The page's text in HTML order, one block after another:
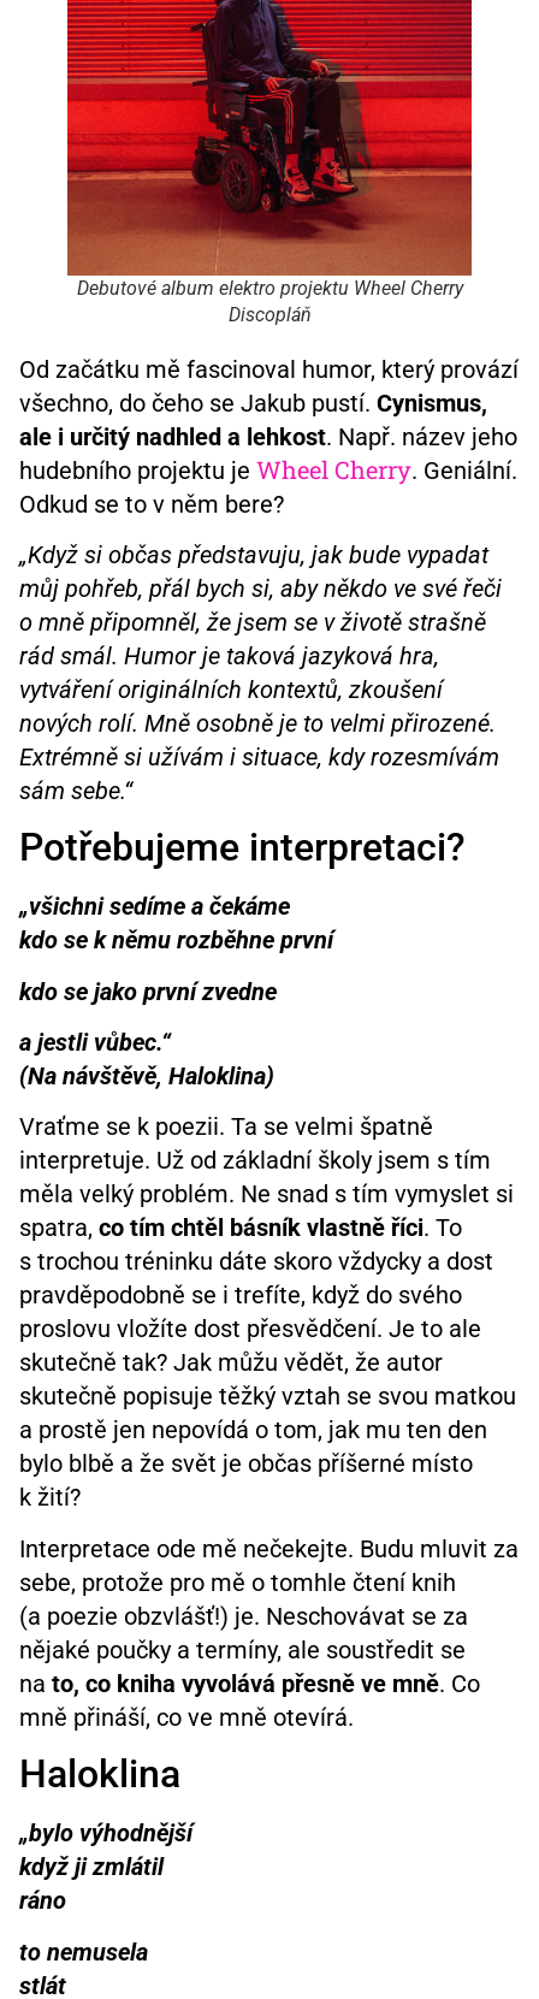
Debutové album elektro projektu Wheel Cherry
Discopláň
Od začátku mě fascinoval humor, který provází
všechno, do čeho se Jakub pustí. Cynismus,
ale i určitý nadhled a lehkost. Např. název jeho
hudebního projektu je Wheel Cherry. Geniální.
Odkud se to v něm bere?
„Když si občas představuju, jak bude vypadat
můj pohřeb, přál bych si, aby někdo ve své řeči
o mně připomněl, že jsem se v životě strašně
rád smál. Humor je taková jazyková hra,
vytváření originálních kontextů, zkoušení
nových rolí. Mně osobně je to velmi přirozené.
Extrémně si užívám i situace, kdy rozesmívám
sám sebe.“
Potřebujeme interpretaci?
„všichni sedíme a čekáme
kdo se k němu rozběhne první
kdo se jako první zvedne
a jestli vůbec.“
(Na návštěvě, Haloklina)
Vraťme se k poezii. Ta se velmi špatně
interpretuje. Už od základní školy jsem s tím
měla velký problém. Ne snad s tím vymyslet si
spatra, co tím chtěl básník vlastně říci. To
s trochou tréninku dáte skoro vždycky a dost
pravděpodobně se i trefíte, když do svého
proslovu vložíte dost přesvědčení. Je to ale
skutečně tak? Jak můžu vědět, že autor
skutečně popisuje těžký vztah se svou matkou
a prostě jen nepovídá o tom, jak mu ten den
bylo blbě a že svět je občas příšerné místo
k žití?
Interpretace ode mě nečekejte. Budu mluvit za
sebe, protože pro mě o tomhle čtení knih
(a poezie obzvlášť!) je. Neschovávat se za
nějaké poučky a termíny, ale soustředit se
na to, co kniha vyvolává přesně ve mně. Co
mně přináší, co ve mně otevírá.
Haloklina
„bylo výhodnější
když ji zmlátil
ráno
to nemusela
stlát